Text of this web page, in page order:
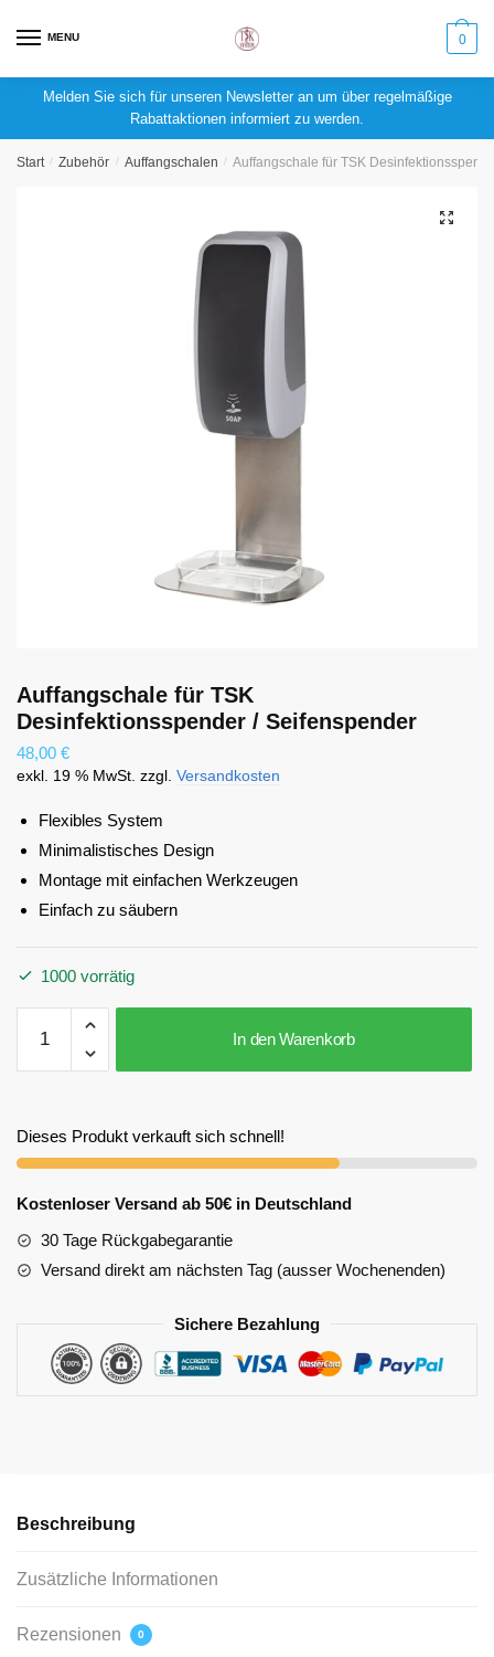
MENU 0
Melden Sie sich für unseren Newsletter an um über regelmäßige
Rabattaktionen informiert zu werden.
Start / Zubehör / Auffangschalen / Auffangschale für TSK
🔍
Auffangschale für TSK
Desinfektionsspender / Seifenspender
48,00 €
exkl. 19 % MwSt. zzgl. Versandkosten
Flexibles System
Minimalistisches Design
Montage mit einfachen Werkzeugen
Einfach zu säubern
1000 vorrätig
In den Warenkorb
Dieses Produkt verkauft sich schnell!
Kostenloser Versand ab 50€ in Deutschland
30 Tage Rückgabegarantie
Versand direkt am nächsten Tag (ausser Wochenenden)
Sichere Bezahlung
Name
SMS WhatsApp
Beschreibung
Zusätzliche Informationen
Rezensionen 0